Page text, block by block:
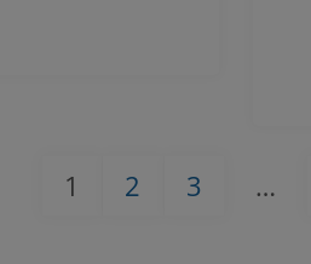
1 2 3 …